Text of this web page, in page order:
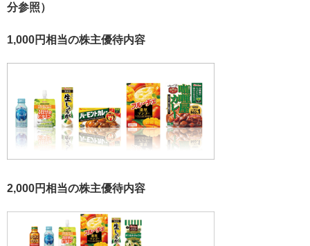
分参照）
1,000円相当の株主優待内容
2,000円相当の株主優待内容